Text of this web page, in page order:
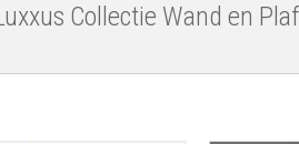
Collectie Wand en